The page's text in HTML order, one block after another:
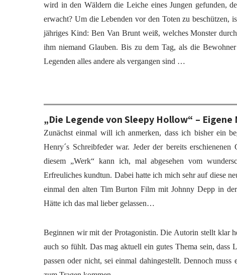
wird in den Wäldern die Leiche eines Jungen gefunden,
erwacht? Um die Lebenden vor den Toten zu beschützen,
jähriges Kind: Ben Van Brunt weiß, welches Monster
ihm niemand Glauben. Bis zu dem Tag, als die
Legenden alles andere als vergangen sind …
„Die Legende von Sleepy Hollow“ – Eigene
Zunächst einmal will ich anmerken, dass ich bisher ein
Henry´s Schreibfeder war. Jeder der bereits
diesem „Werk“ kann ich, mal abgesehen vom
Erfreuliches kundtun. Dabei hatte ich mich sehr auf diese
einmal den alten Tim Burton Film mit Johnny Depp in
Hätte ich das mal lieber gelassen…
Beginnen wir mit der Protagonistin. Die Autorin stellt klar
auch so fühlt. Das mag aktuell ein gutes Thema sein,
passen oder nicht, sei einmal dahingestellt. Dennoch